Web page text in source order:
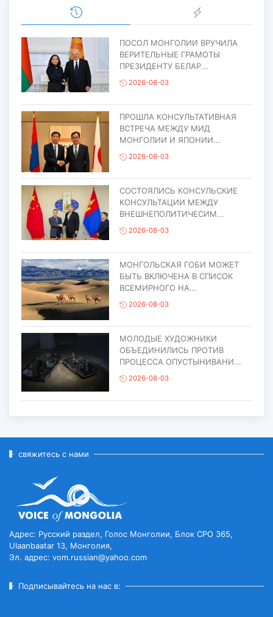
ПОСОЛ МОНГОЛИИ ВРУЧИЛА
ВЕРИТЕЛЬНЫЕ ГРАМОТЫ
ПРЕЗИДЕНТУ БЕЛАР...
2026-08-03
ПРОШЛА КОНСУЛЬТАТИВНАЯ
ВСТРЕЧА МЕЖДУ МИД
МОНГОЛИИ И ЯПОНИИ...
2026-08-03
СОСТОЯЛИСЬ КОНСУЛЬСКИЕ
КОНСУЛЬТАЦИИ МЕЖДУ
ВНЕШНЕПОЛИТИЧЕСИМ...
2026-08-03
МОНГОЛЬСКАЯ ГОБИ МОЖЕТ
БЫТЬ ВКЛЮЧЕНА В СПИСОК
ВСЕМИРНОГО НА...
2026-08-03
МОЛОДЫЕ ХУДОЖНИКИ
ОБЪЕДИНИЛИСЬ ПРОТИВ
ПРОЦЕССА ОПУСТЫНИВАНИ...
2026-08-03
ВСЕМИРНОГО НАСЛЕД...
ЧИСЛЕННОСТЬ ПОГОЛОВЬЯ
МИЛЛИОНОВ...
свяжитесь с нами
Адрес: Русский раздел, Голос Монголии, Блок CPO 365,
Ulaanbaatar 13, Монголия,
Эл. адрес: vom.russian@yahoo.com
Подписывайтесь на нас в: